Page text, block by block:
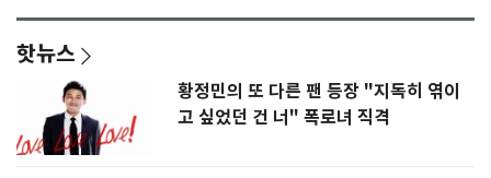
핫뉴스
황정민의 또 다른 팬 등장 "지독히 엮이
고 싶었던 건 너" 폭로녀 직격